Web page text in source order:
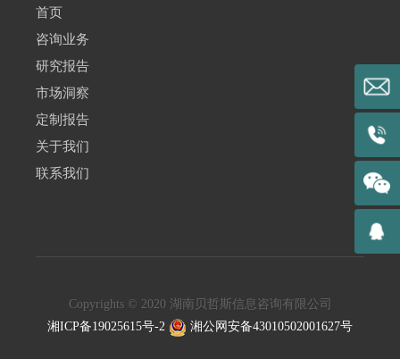
首页
咨询业务
研究报告
市场洞察
定制报告
关于我们
联系我们
Copyrights © 2020 湖南贝哲斯信息咨询有限公司
湘ICP备19025615号-2
湘公网安备43010502001627号